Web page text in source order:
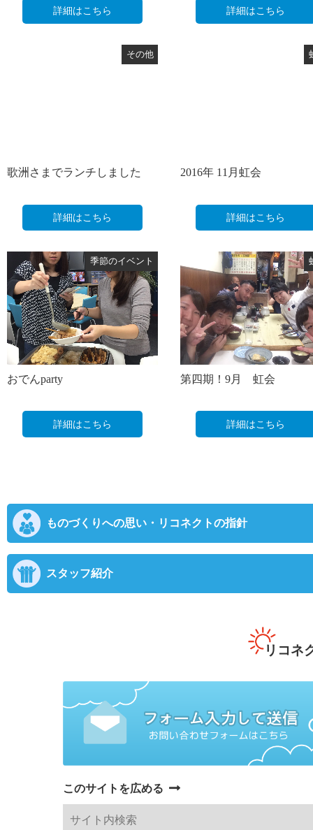
詳細はこちら 詳細はこちら
その他
歌洲さまでランチしました
詳細はこちら
2016年 11月虹会
詳細はこちら
季節のイベント
おでんparty
詳細はこちら
第四期！9月 虹会
詳細はこちら
ものづくりへの思い・リコネクトの指針
スタッフ紹介
リコネ
このサイトを広める